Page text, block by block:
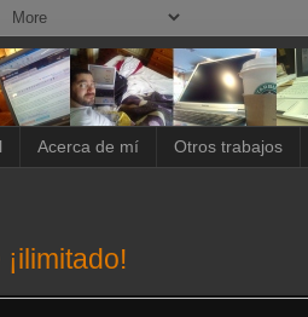
Acerca de mí Otros trabajos